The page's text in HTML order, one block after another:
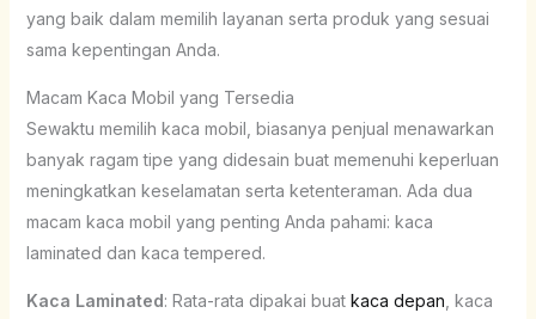
yang baik dalam memilih layanan serta produk yang sesuai
sama kepentingan Anda.
Macam Kaca Mobil yang Tersedia
Sewaktu memilih kaca mobil, biasanya penjual menawarkan
banyak ragam tipe yang didesain buat memenuhi keperluan
meningkatkan keselamatan serta ketenteraman. Ada dua
macam kaca mobil yang penting Anda pahami: kaca
laminated dan kaca tempered.
Kaca Laminated: Rata-rata dipakai buat kaca depan , kaca